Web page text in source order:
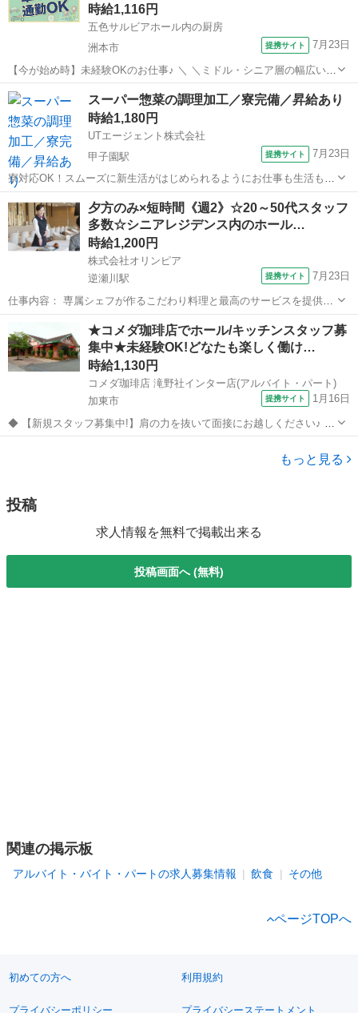
制度】 利用申し込み完了...
時給1,116円
五色サルビアホール内の厨房
洲本市
提携サイト 7月23日
【今が始め時】未経験OKのお仕事♪ ＼ ＼ミドル・シニア層の幅広い年
齢層の方が活躍中！！／／ ‾V‾‾‾‾‾‾‾‾‾‾‾‾‾‾‾‾‾‾‾‾‾‾‾‾ (๑•̀ㅂ•́)و＜介護施設内で
の調理スタッフさん募集♪♪ 【POINT】...
兵庫 キッチン
スーパー惣菜の調理加工／寮完備／昇給あり
時給1,180円
UTエージェント株式会社
甲子園駅
提携サイト 7月23日
寮対応OK！スムーズに新生活がはじめられるようにお仕事も生活もし
っかりサポートで安心◎ 弊社UTエージェントの求人をご覧いただきあ
りがとうございます！ 大手メーカーでの組み立てや加工、 食品工場で
の検査や検品、 ボタンを押...
兵庫 西宮市 甲子園駅 その他
夕方のみ×短時間《週2》☆20～50代スタッフ
多数☆シニアレジデンス内のホール…
時給1,200円
株式会社オリンピア
逆瀬川駅
提携サイト 7月23日
仕事内容： 専属シェフが作るこだわり料理と最高のサービスを提供す
る《サンシティ》 会員制リゾートホテルのような、ハイクラスな住空
間。 高級感と品格のあるシニア向けハイグレードマンション内にある
居住者専用レストランのホール...
逆瀬川駅 レストラン
★コメダ珈琲店でホール/キッチンスタッフ募
集中★未経験OK!どなたも楽しく働け…
時給1,130円
コメダ珈琲店 滝野社インター店(アルバイト・パート)
加東市
提携サイト 1月16日
◆ 【新規スタッフ募集中!】肩の力を抜いて面接にお越しください♪ ◆
喫茶店/カフェ/ファミレス等の飲食アルバイト経験が活かせるお仕事で
す。 未経験からのチャレンジもOK! 面接は経験より人柄や人間性を重
もっと見る
投稿
求人情報を無料で掲載出来る
投稿画面へ (無料)
関連の掲示板
アルバイト・バイト・パートの求人募集情報 飲食 その他
ページTOPへ
初めての方へ 利用規約
プライバシーポリシー プライバシーステートメント